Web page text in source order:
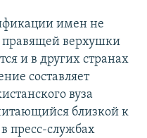
имен не
правящей верхушки
и в других странах
составляет
вуза
близкой к
пресс-службах